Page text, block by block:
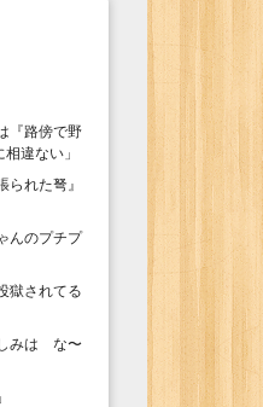
『路傍で野
相違ない 」
れた弩』
んのプチプ
獄されてる
みは な〜
」